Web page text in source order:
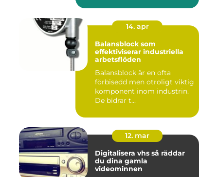
14. apr
Balansblock som
effektiviserar industriella
arbetsflöden
Balansblock är en ofta
förbisedd men otroligt viktig
komponent inom industrin.
De bidrar t...
12. mar
Digitalisera vhs så räddar
du dina gamla
videominnen